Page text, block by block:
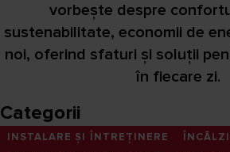
vorbește despre
sustenabilitate, economii de
noi, oferind sfaturi și soluții
în fiecare zi.
Categorii
INSTALARE ȘI ÎNTREȚINERE